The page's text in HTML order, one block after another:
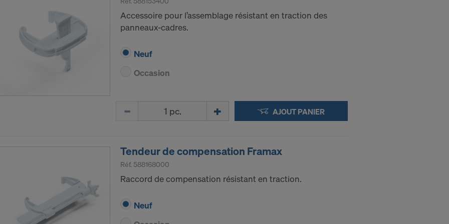
Accessoire pour l’assemblage résistant en traction des
panneaux-cadres.
Neuf
Occasion
AJOUT PANIER
Tendeur de compensation Framax
Réf. 588168000
Raccord de compensation résistant en traction.
Neuf
besoin de votre consentement explicite pour continuer à pouvoir
vos données à caractère personnel à ces fournisseurs.
révoquer, avec effet à l’avenir, votre consentement à tout moment en
paramétrages des cookies sur le site Internet.
UNIS?